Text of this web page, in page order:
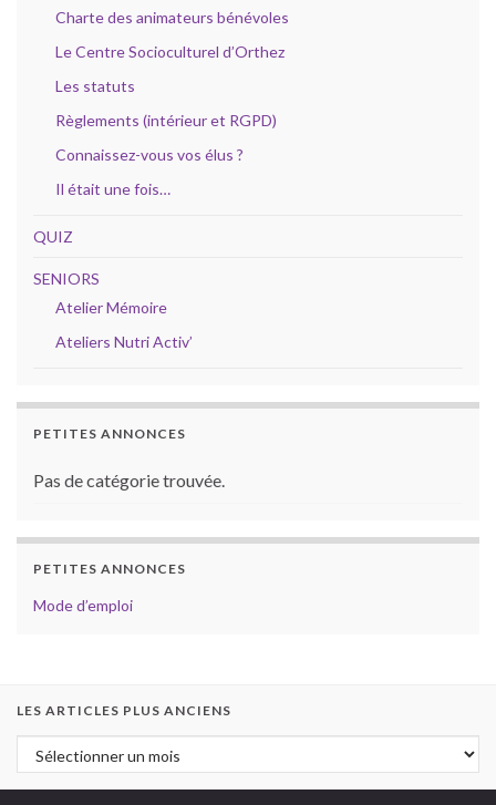
Charte des animateurs bénévoles
Le Centre Socioculturel d’Orthez
Les statuts
Règlements (intérieur et RGPD)
Connaissez-vous vos élus ?
Il était une fois…
QUIZ
SENIORS
Atelier Mémoire
Ateliers Nutri Activ’
PETITES ANNONCES
Pas de catégorie trouvée.
PETITES ANNONCES
Mode d’emploi
LES ARTICLES PLUS ANCIENS